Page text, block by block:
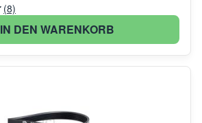
(8)
IN DEN WARENKORB